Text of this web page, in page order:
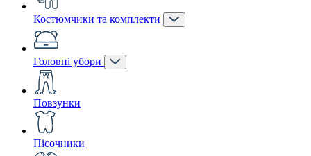
Костюмчики та комплекти
Головні убори
Повзунки
Пісочники